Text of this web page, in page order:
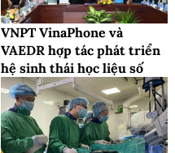
VNPT VinaPhone và
VAEDR hợp tác phát triển
hệ sinh thái học liệu số